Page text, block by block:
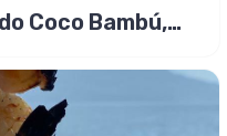
Coco Bambú,